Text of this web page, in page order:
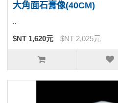
大角面石膏像(40CM)
..
$NT 1,620元 $NT 2,025元